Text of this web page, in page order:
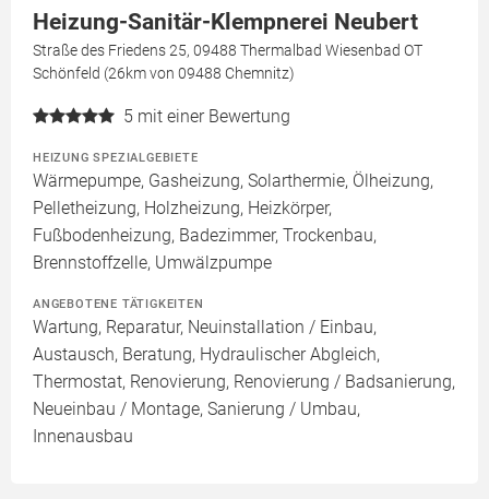
Heizung-Sanitär-Klempnerei Neubert
Straße des Friedens 25, 09488 Thermalbad Wiesenbad OT
Schönfeld (26km von 09488 Chemnitz)
5 mit einer Bewertung
HEIZUNG SPEZIALGEBIETE
Wärmepumpe, Gasheizung, Solarthermie, Ölheizung,
Pelletheizung, Holzheizung, Heizkörper,
Fußbodenheizung, Badezimmer, Trockenbau,
Brennstoffzelle, Umwälzpumpe
ANGEBOTENE TÄTIGKEITEN
Wartung, Reparatur, Neuinstallation / Einbau,
Austausch, Beratung, Hydraulischer Abgleich,
Thermostat, Renovierung, Renovierung / Badsanierung,
Neueinbau / Montage, Sanierung / Umbau,
Innenausbau